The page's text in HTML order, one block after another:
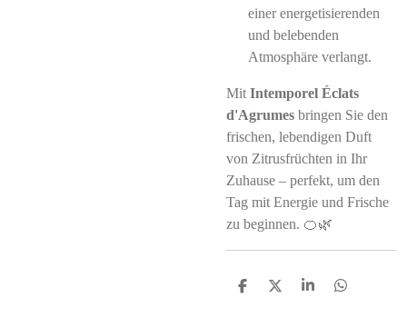
einer energetisierenden
und belebenden
Atmosphäre verlangt.
Mit Intemporel Éclats
d'Agrumes bringen Sie den
frischen, lebendigen Duft
von Zitrusfrüchten in Ihr
Zuhause – perfekt, um den
Tag mit Energie und Frische
zu beginnen. 🍊🌿
S
S
S
S